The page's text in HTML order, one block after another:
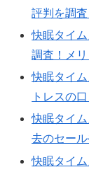
評判を調
快眠タイ
調査！メ
快眠タイ
トレスの
快眠タイ
去のセー
快眠タイ